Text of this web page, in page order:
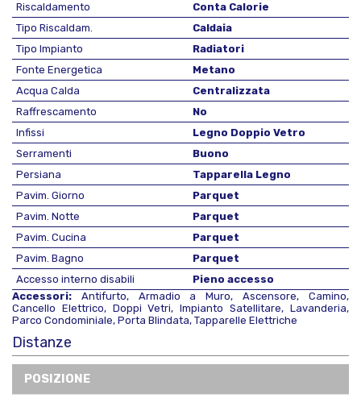
Riscaldamento
Conta Calorie
Tipo Riscaldam.
Caldaia
Tipo Impianto
Radiatori
Fonte Energetica
Metano
Acqua Calda
Centralizzata
Raffrescamento
No
Infissi
Legno Doppio Vetro
Serramenti
Buono
Persiana
Tapparella Legno
Pavim. Giorno
Parquet
Pavim. Notte
Parquet
Pavim. Cucina
Parquet
Pavim. Bagno
Parquet
Accesso interno disabili
Pieno accesso
Accessori: Antifurto, Armadio a Muro, Ascensore, Camino,
Cancello Elettrico, Doppi Vetri, Impianto Satellitare, Lavanderia,
Parco Condominiale, Porta Blindata, Tapparelle Elettriche
Distanze
POSIZIONE